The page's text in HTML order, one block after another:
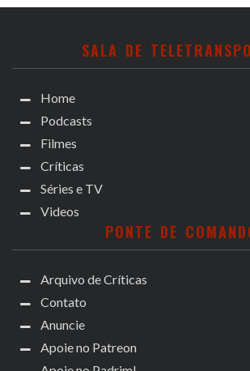
SALA DE
Home
Podcasts
Filmes
Críticas
Séries e TV
Videos
PONTE DE
Arquivo de Críticas
Contato
Anuncie
Apoie no Patreon